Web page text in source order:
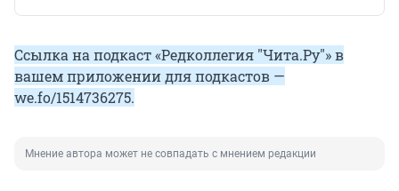
Ссылка на подкаст «Редколлегия "Чита.Ру"» в
вашем приложении для подкастов —
we.fo/1514736275.
Мнение автора может не совпадать с мнением редакции